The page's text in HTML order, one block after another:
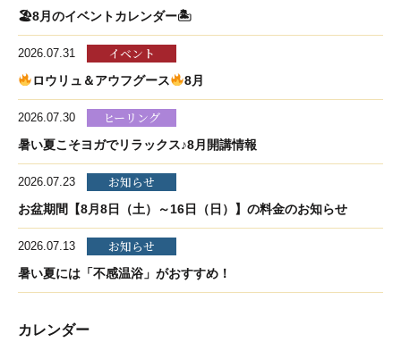
🏖8月のイベントカレンダー🏝
2026.07.31 イベント
ロウリュ＆アウフグース 8月
2026.07.30 ヒーリング
暑い夏こそヨガでリラックス♪8月開講情報
2026.07.23 お知らせ
お盆期間【8月8日（土）～16日（日）】の料金のお知らせ
2026.07.13 お知らせ
暑い夏には「不感温浴」がおすすめ！
カレンダー